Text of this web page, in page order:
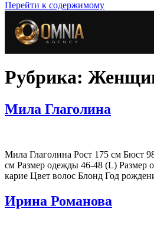
Перейти к содержимому
Рубрика:
Мила Глаголина
Мила Глаголина Рост 175 см Бюст
см Размер одежды 46-48 (L) Размер
карие Цвет волос Блонд Год
Ирина Романова